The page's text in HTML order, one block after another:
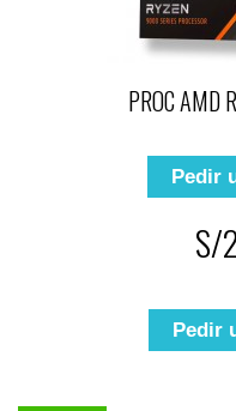
PROC AMD
Pedir
S/
Pedir